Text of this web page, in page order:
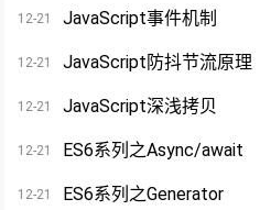
12-21 JavaScript事件机制
12-21 JavaScript防抖节流原理
12-21 JavaScript深浅拷贝
12-21 ES6系列之Async/await
12-21 ES6系列之Generator